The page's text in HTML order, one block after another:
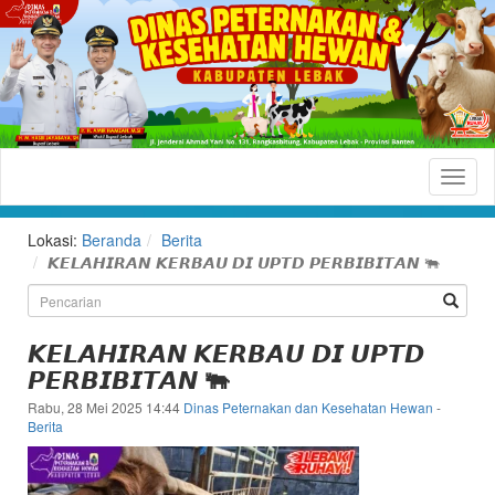
Peternakan
dan
Kesehatan
Hewan
Kabupaten
Lebak
Situs
Resmi
Dinas
Peternakan
Lokasi: Beranda
Berita
𝙆𝙀𝙇𝘼𝙃𝙄𝙍𝘼𝙉 𝙆𝙀𝙍𝘽𝘼𝙐 𝘿𝙄 𝙐𝙋𝙏𝘿 𝙋𝙀𝙍𝘽𝙄𝘽𝙄𝙏𝘼𝙉 🐃
𝙆𝙀𝙇𝘼𝙃𝙄𝙍𝘼𝙉 𝙆𝙀𝙍𝘽𝘼𝙐 𝘿𝙄 𝙐𝙋𝙏𝘿
𝙋𝙀𝙍𝘽𝙄𝘽𝙄𝙏𝘼𝙉 🐃
Rabu, 28 Mei 2025 14:44 Dinas Peternakan dan Kesehatan Hewan -
Berita